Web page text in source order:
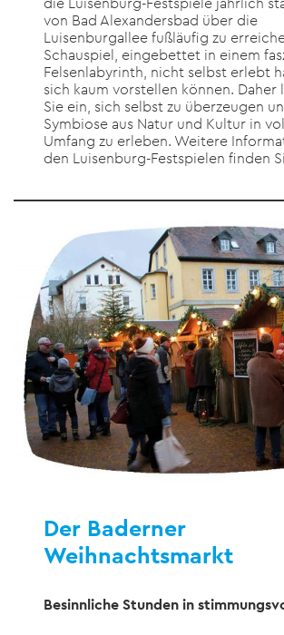
von Bad Alexandersbad über die
Luisenburgallee fußläufig zu
Schauspiel, eingebettet in einem
Felsenlabyrinth, nicht selbst erlebt
sich kaum vorstellen können. Daher
Sie ein, sich selbst zu überzeugen
Symbiose aus Natur und Kultur in
Umfang zu erleben. Weitere
den Luisenburg-Festspielen finden
Der Baderner
Weihnachtsmarkt
Besinnliche Stunden in